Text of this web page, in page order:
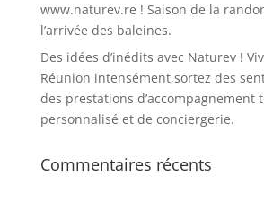
www.naturev.re ! Saison de la
l’arrivée des baleines.
Des idées d’inédits avec Naturev !
Réunion intensément,sortez des
des prestations d’accompagnement
personnalisé et de conciergerie.
Commentaires récents